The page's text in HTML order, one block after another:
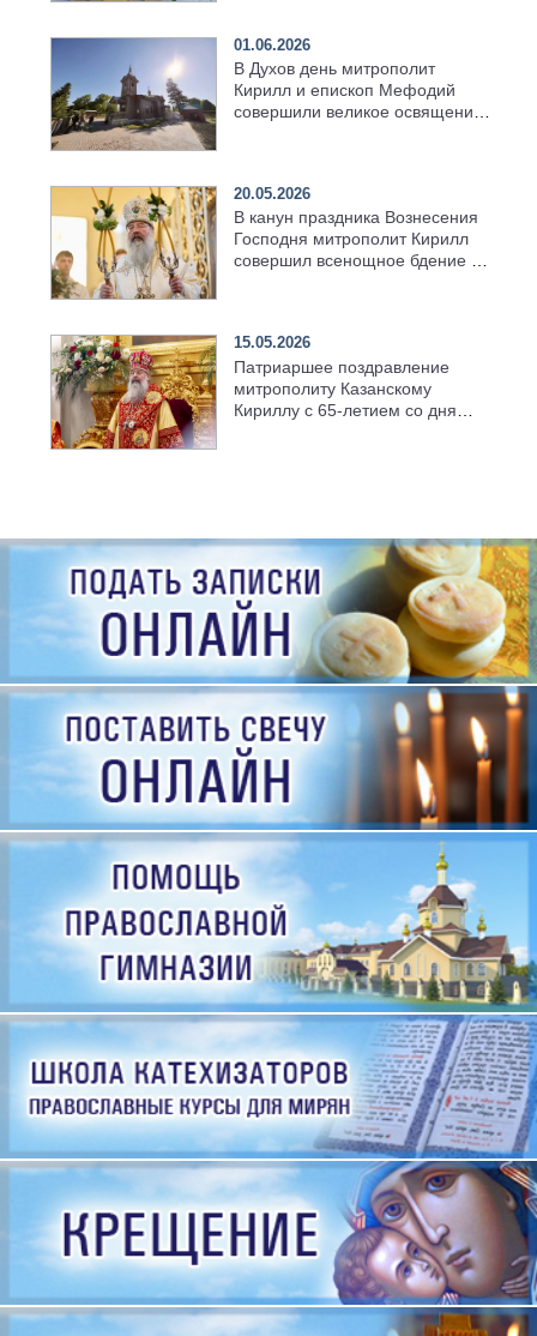
01.06.2026
В Духов день митрополит
Кирилл и епископ Мефодий
совершили великое освящение
20.05.2026
В канун праздника Вознесения
Господня митрополит Кирилл
совершил всенощное бдение в
15.05.2026
Патриаршее поздравление
митрополиту Казанскому
Кириллу с 65-летием со дня